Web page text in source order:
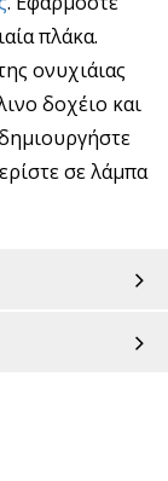
πλάκα.
ονυχιάιας
δοχέιο και
σε λάμπα